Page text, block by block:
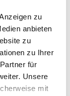
zu
anbieten
zu
zu Ihrer
für
Unsere
mit